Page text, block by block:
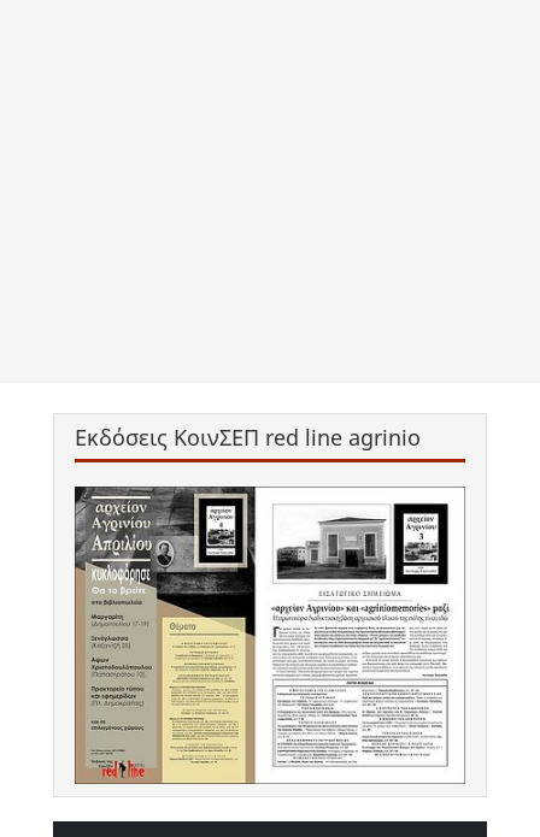
Εκδόσεις ΚοινΣΕΠ red line agrinio